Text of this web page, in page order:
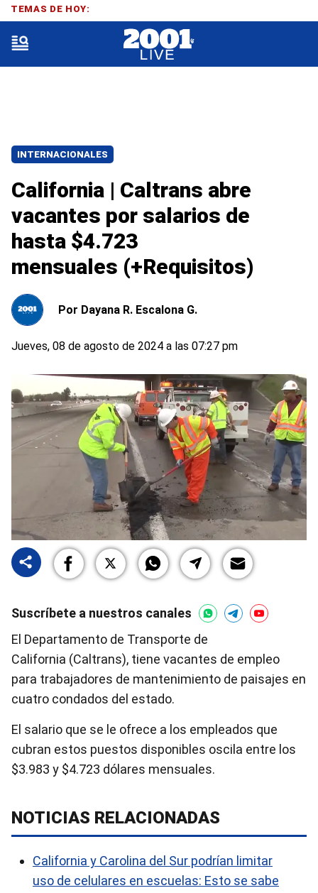
INTERNACIONALES
California | Caltrans abre
vacantes por salarios de
hasta $4.723
mensuales (+Requisitos)
Por Dayana R. Escalona G.
Jueves, 08 de agosto de 2024 a las 07:27 pm
Suscríbete a nuestros canales
El Departamento de Transporte de
California (Caltrans), tiene vacantes de empleo
para trabajadores de mantenimiento de paisajes en
cuatro condados del estado.
El salario que se le ofrece a los empleados que
cubran estos puestos disponibles oscila entre los
$3.983 y $4.723 dólares mensuales.
NOTICIAS RELACIONADAS
California y Carolina del Sur podrían limitar
uso de celulares en escuelas: Esto se sabe
TEMAS DE HOY: